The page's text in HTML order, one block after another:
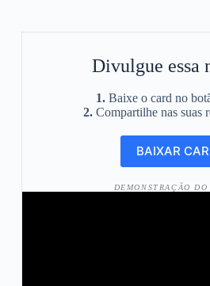
Divulgue essa
1. Baixe o card no
2. Compartilhe nas suas
DEMONSTRAÇÃO